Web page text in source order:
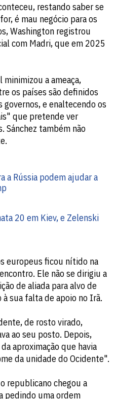
restando saber se
é mau negócio para os
Washington registrou
com Madri, que em 2025
minimizou a ameaça,
os países são definidos
governos, e enaltecendo os
que pretende ver
Sánchez também não
a Rússia podem ajudar a
20 em Kiev, e Zelenski
europeus ficou nítido na
Ele não se dirigiu a
de aliada para alvo de
sua falta de apoio no Irã.
de rosto virado,
ao seu posto. Depois,
aproximação que havia
da unidade do Ocidente".
republicano chegou a
pedindo uma ordem